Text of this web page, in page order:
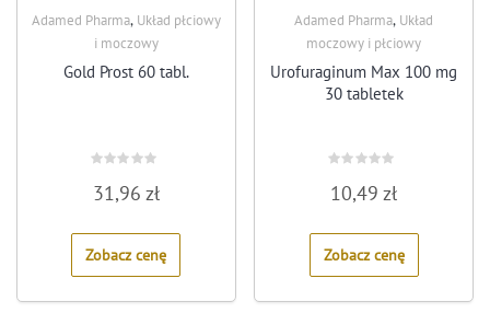
Adamed Pharma, Układ płciowy
i moczowy
Gold Prost 60 tabl.
0
out
5
31,96 zł
Zobacz cenę
Adamed Pharma, Układ
moczowy i płciowy
Urofuraginum Max 100 mg
30 tabletek
0
out
5
10,49zł
Zobacz cenę